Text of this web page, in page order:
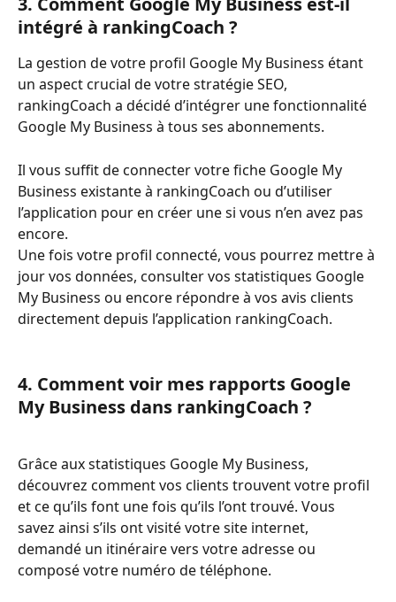
intégré à rankingCoach ?
La gestion de votre profil Google My Business étant
un aspect crucial de votre stratégie SEO,
rankingCoach a décidé d’intégrer une fonctionnalité
Google My Business à tous ses abonnements.
Il vous suffit de connecter votre fiche Google My
Business existante à rankingCoach ou d’utiliser
l’application pour en créer une si vous n’en avez pas
encore.
Une fois votre profil connecté, vous pourrez mettre à
jour vos données, consulter vos statistiques Google
My Business ou encore répondre à vos avis clients
directement depuis l’application rankingCoach.
4. Comment voir mes rapports Google
My Business dans rankingCoach ?
Grâce aux statistiques Google My Business,
découvrez comment vos clients trouvent votre profil
et ce qu’ils font une fois qu’ils l’ont trouvé. Vous
savez ainsi s’ils ont visité votre site internet,
demandé un itinéraire vers votre adresse ou
composé votre numéro de téléphone.